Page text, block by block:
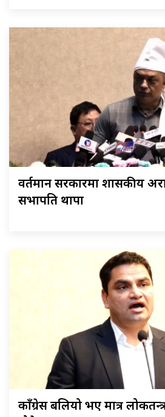
वर्तमान सरकारमा शासकीय
सभापति थापा
काँग्रेस बलियो भए मात्र